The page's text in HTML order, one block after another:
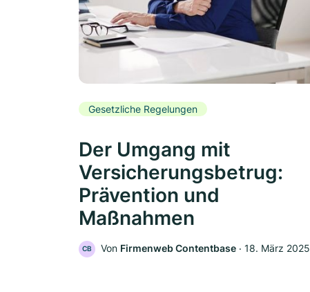
Gesetzliche Regelungen
Der Umgang mit
Versicherungsbetrug:
Prävention und
Maßnahmen
CB Von Firmenweb Contentbase ‧ 18. März 2025